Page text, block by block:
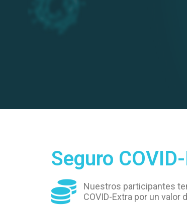
Seguro
Nuestros participantes
COVID-Extra por un valor